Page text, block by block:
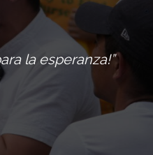
la esperanza!”